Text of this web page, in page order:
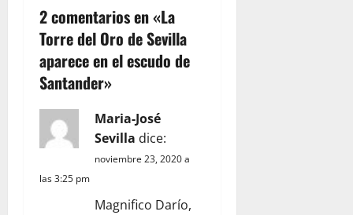
c
i
ó
n
d
e
2 comentarios en «La
Torre del Oro de Sevilla
aparece en el escudo de
Santander»
Maria-José
Sevilla dice:
noviembre 23, 2020 a
las 3:25 pm
Magnifico Darío,